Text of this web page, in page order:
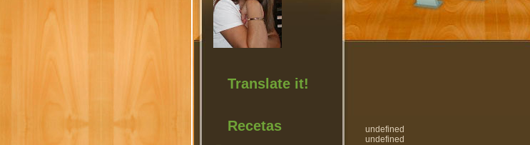
Translate it!
Recetas
undefined
undefined